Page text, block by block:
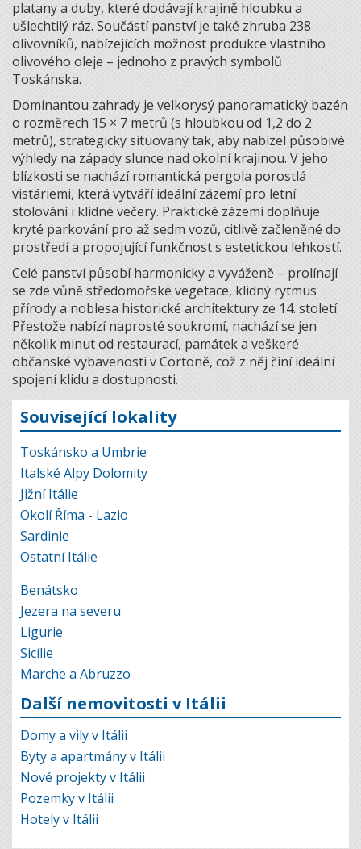
platany a duby, které dodávají krajině hloubku a
ušlechtilý ráz. Součástí panství je také zhruba 238
olivovníků, nabízejících možnost produkce vlastního
olivového oleje – jednoho z pravých symbolů
Toskánska.
Dominantou zahrady je velkorysý panoramatický bazén
o rozměrech 15 × 7 metrů (s hloubkou od 1,2 do 2
metrů), strategicky situovaný tak, aby nabízel působivé
výhledy na západy slunce nad okolní krajinou. V jeho
blízkosti se nachází romantická pergola porostlá
vistáriemi, která vytváří ideální zázemí pro letní
stolování i klidné večery. Praktické zázemí doplňuje
kryté parkování pro až sedm vozů, citlivě začleněné do
prostředí a propojující funkčnost s estetickou lehkostí.
Celé panství působí harmonicky a vyváženě – prolínají
se zde vůně středomořské vegetace, klidný rytmus
přírody a noblesa historické architektury ze 14. století.
Přestože nabízí naprosté soukromí, nachází se jen
několik minut od restaurací, památek a veškeré
občanské vybavenosti v Cortoně, což z něj činí ideální
spojení klidu a dostupnosti.
Související lokality
Toskánsko a Umbrie
Italské Alpy Dolomity
Jižní Itálie
Okolí Říma - Lazio
Sardinie
Ostatní Itálie
Benátsko
Jezera na severu
Ligurie
Sicílie
Marche a Abruzzo
Další nemovitosti v Itálii
Domy a vily v Itálii
Byty a apartmány v Itálii
Nové projekty v Itálii
Pozemky v Itálii
Hotely v Itálii